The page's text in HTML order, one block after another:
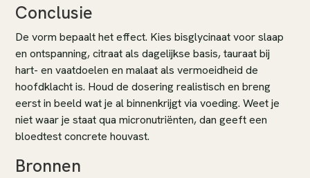
Conclusie
De vorm bepaalt het effect. Kies bisglycinaat voor slaap
en ontspanning, citraat als dagelijkse basis, tauraat bij
hart- en vaatdoelen en malaat als vermoeidheid de
hoofdklacht is. Houd de dosering realistisch en breng
eerst in beeld wat je al binnenkrijgt via voeding. Weet je
niet waar je staat qua micronutriënten, dan geeft een
bloedtest concrete houvast.
Bronnen